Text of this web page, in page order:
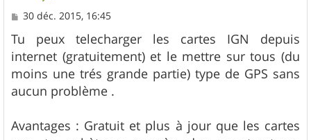
M
s
s
a
g
e
30 déc. 2015, 16:45
Tu peux telecharger les cartes IGN depuis
internet (gratuitement) et le mettre sur tous (du
moins une trés grande partie) type de GPS sans
aucun problème .
Avantages : Gratuit et plus à jour que les cartes